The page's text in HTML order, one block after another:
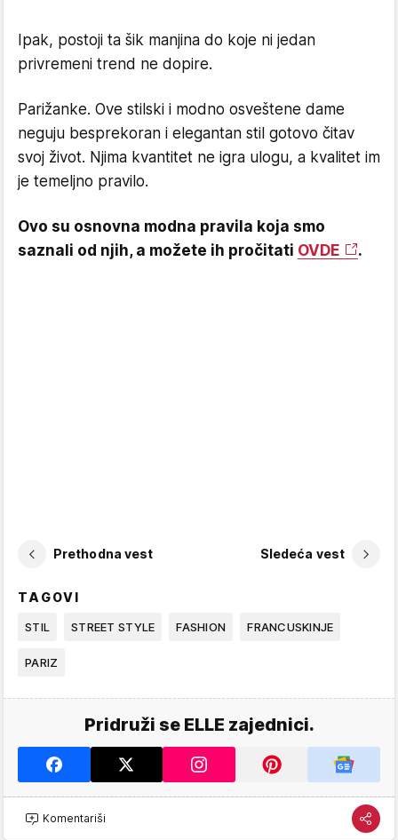
Ipak, postoji ta šik manjina do koje ni jedan
privremeni trend ne dopire.
Parižanke. Ove stilski i modno osveštene dame
neguju besprekoran i elegantan stil gotovo čitav
svoj život. Njima kvantitet ne igra ulogu, a kvalitet im
je temeljno pravilo.
Ovo su osnovna modna pravila koja smo
saznali od njih, a možete ih pročitati OVDE .
Prethodna vest Sledeća vest
TAGOVI
STIL STREET STYLE FASHION FRANCUSKINJE
PARIZ
Pridruži se ELLE zajednici.
Komentariši